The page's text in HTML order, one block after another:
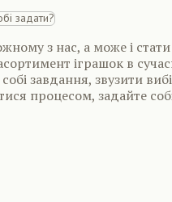
з нас, а може і стати
іграшок в
завдання, звузити
процесом, задайте